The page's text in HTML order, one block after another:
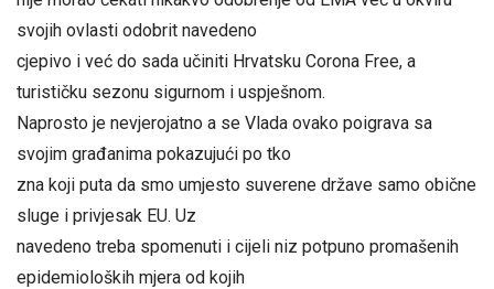
svojih ovlasti odobrit navedeno
cjepivo i već do sada učiniti Hrvatsku Corona Free, a
turističku sezonu sigurnom i uspješnom.
Naprosto je nevjerojatno a se Vlada ovako poigrava sa
svojim građanima pokazujući po tko
zna koji puta da smo umjesto suverene države samo obične
sluge i privjesak EU. Uz
navedeno treba spomenuti i cijeli niz potpuno promašenih
epidemioloških mjera od kojih